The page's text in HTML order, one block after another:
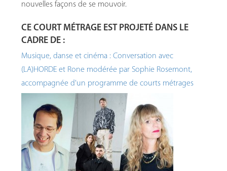
nouvelles façons de se mouvoir.
CE COURT MÉTRAGE EST PROJETÉ DANS LE
CADRE DE :
Musique, danse et cinéma : Conversation avec
(LA)HORDE et Rone modérée par Sophie Rosemont,
accompagnée d'un programme de courts métrages